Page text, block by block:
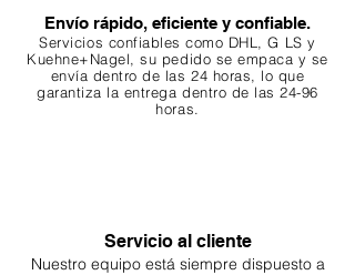
Envío rápido, eficiente y confiable.
Servicios confiables como DHL, G LS y
Kuehne+Nagel, su pedido se empaca y se
envía dentro de las 24 horas, lo que
garantiza la entrega dentro de las 24-96
horas.
Servicio al cliente
Nuestro equipo está siempre dispuesto a